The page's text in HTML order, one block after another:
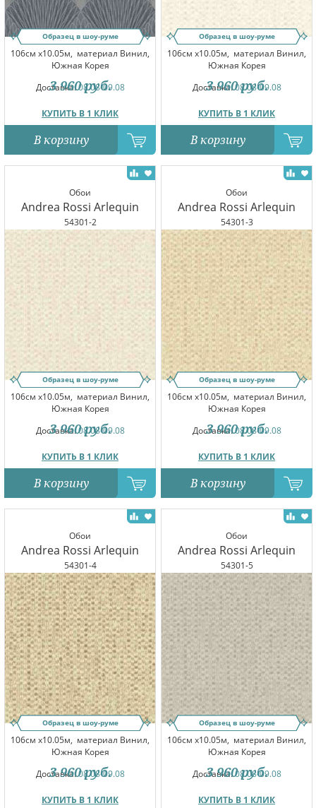
Образец в шоу-руме
106см x10.05м, материал Винил,
Южная Корея
Доставка:08.08-09.08
КУПИТЬ В 1 КЛИК
3 960 руб.
В корзину
Образец в шоу-руме
106см x10.05м, материал Винил,
Южная Корея
Доставка:08.08-09.08
КУПИТЬ В 1 КЛИК
3 960 руб.
В корзину
Обои
Andrea Rossi Arlequin
54301-2
Образец в шоу-руме
106см x10.05м, материал Винил,
Южная Корея
Доставка:08.08-09.08
КУПИТЬ В 1 КЛИК
3 960 руб.
В корзину
Обои
Andrea Rossi Arlequin
54301-3
Образец в шоу-руме
106см x10.05м, материал Винил,
Южная Корея
Доставка:08.08-09.08
КУПИТЬ В 1 КЛИК
3 960 руб.
В корзину
Обои
Andrea Rossi Arlequin
54301-4
Образец в шоу-руме
106см x10.05м, материал Винил,
Южная Корея
Доставка:08.08-09.08
КУПИТЬ В 1 КЛИК
3 960 руб.
Обои
Andrea Rossi Arlequin
54301-5
Образец в шоу-руме
106см x10.05м, материал Винил,
Южная Корея
Доставка:08.08-09.08
КУПИТЬ В 1 КЛИК
3 960 руб.